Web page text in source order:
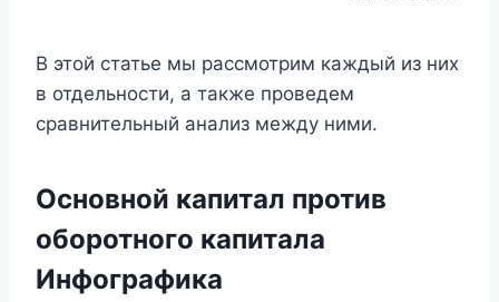
В этой статье мы рассмотрим каждый из них
в отдельности, а также проведем
сравнительный анализ между ними.
Основной капитал против
оборотного капитала
Инфографика